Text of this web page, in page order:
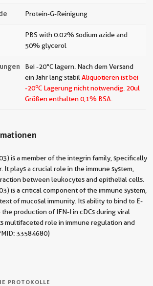
Protein-G-Reinigung
PBS with 0.02% sodium azide and
50% glycerol
Bei -20°C lagern. Nach dem Versand
ein Jahr lang stabil Aliquotieren ist bei
-20oC Lagerung nicht notwendig. 20ul
Größen enthalten 0,1% BSA.
is a member of the integrin family, specifically
plays a crucial role in the immune system,
between leukocytes and epithelial cells.
is a critical component of the immune system,
of mucosal immunity. Its ability to bind to E-
production of IFN-I in cDCs during viral
multifaceted role in immune regulation and
33584680)
PROTOKOLLE